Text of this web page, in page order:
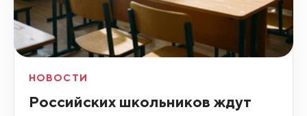
НОВОСТИ
Российских школьников ждут